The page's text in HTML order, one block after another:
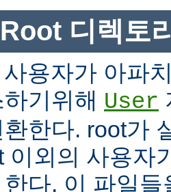
디렉토
사용자가 아파
기위해 User
한다. root가
이외의 사용자
다. 이 파일